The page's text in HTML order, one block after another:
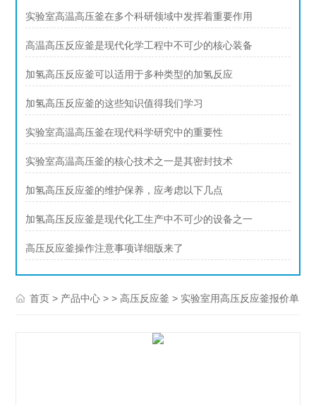
实验室高温高压釜在多个科研领域中发挥着重要作用
高温高压反应釜是现代化学工程中不可少的核心装备
加氢高压反应釜可以适用于多种类型的加氢反应
加氢高压反应釜的这些知识值得我们学习
实验室高温高压釜在现代科学研究中的重要性
实验室高温高压釜的核心技术之一是其密封技术
加氢高压反应釜的维护保养，应考虑以下几点
加氢高压反应釜是现代化工生产中不可少的设备之一
高压反应釜操作注意事项详细版来了
首页 > 产品中心 > >高压反应釜 > 实验室用高压反应釜报价单